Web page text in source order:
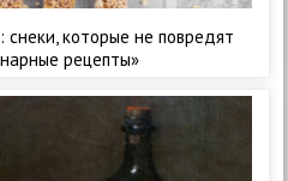
которые не повредят
рецепты»